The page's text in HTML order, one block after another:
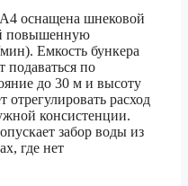
оснащена шнековой
повышенную
Емкость бункера
подаваться по
до 30 м и высоту
отрегулировать расход
консистенции.
забор воды из
где нет